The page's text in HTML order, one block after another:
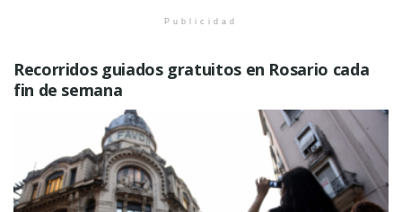
Publicidad
Recorridos guiados gratuitos en Rosario cada
fin de semana